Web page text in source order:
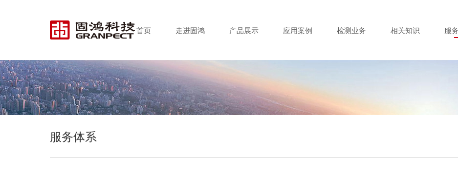
首页 走进固鸿 产品展示 应用案例 检测业务 相关知识 服
服务体系